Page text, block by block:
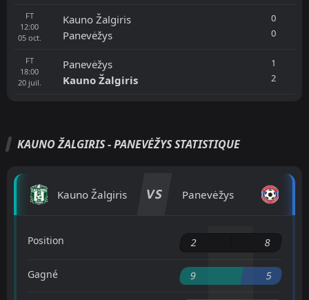
FT
12:00
05 oct.
Kauno Žalgiris
Panevėžys
0
0
FT
18:00
20 juil.
Panevėžys
Kauno Žalgiris
1
2
KAUNO ŽALGIRIS - PANEVĖŽYS STATISTIQUE
Kauno Žalgiris VS Panevėžys
Position 2 8
Gagné 9 5